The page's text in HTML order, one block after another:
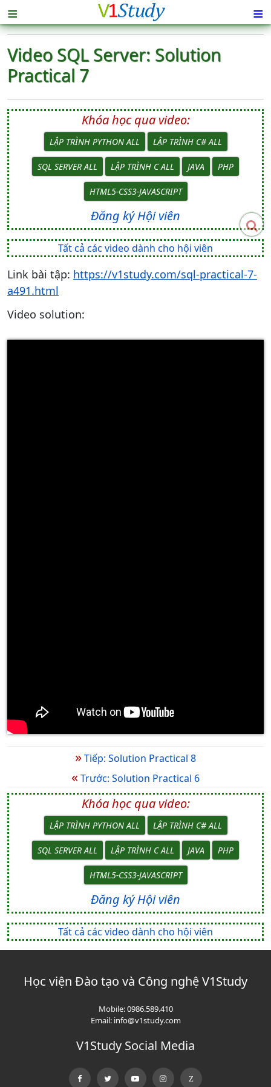
≡ ≡
Video SQL Server: Solution
Practical 7
Khóa học qua video:
LẬP TRÌNH PYTHON ALL LẬP TRÌNH C# ALL
SQL SERVER ALL LẬP TRÌNH C ALL JAVA PHP
HTML5-CSS3-JAVASCRIPT
Đăng ký Hội viên
Tất cả các video dành cho hội viên
Link bài tập: https://v1study.com/sql-practical-7-
a491.html
Video solution:
»Tiếp: Solution Practical 8
«Trước: Solution Practical 6
Khóa học qua video:
LẬP TRÌNH PYTHON ALL LẬP TRÌNH C# ALL
SQL SERVER ALL LẬP TRÌNH C ALL JAVA PHP
HTML5-CSS3-JAVASCRIPT
Đăng ký Hội viên
Tất cả các video dành cho hội viên
Học viện Đào tạo và Công nghệ V1Study
Mobile:0986.589.410
Email: info@v1study.com
V1Study Social Media